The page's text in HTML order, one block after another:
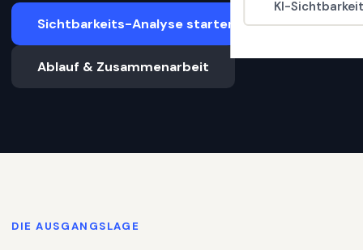
KI-
Sichtbarkeits-Analyse starten
Ablauf & Zusammenarbeit
DIE AUSGANGSLAGE